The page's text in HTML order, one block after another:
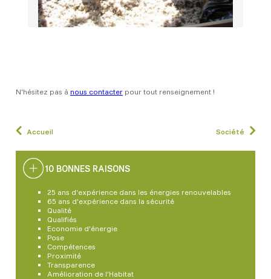
N'hésitez pas à nous contacter pour tout renseignement !
Accueil Société
10 BONNES RAISONS
25 ans d'expérience dans les énergies renouvelables
65 ans d'expérience dans la sécurité
Qualité
Qualifiés
Economie d'énergie
Pose
Compétences
Proximité
Transparence
Amélioration de l'Habitat